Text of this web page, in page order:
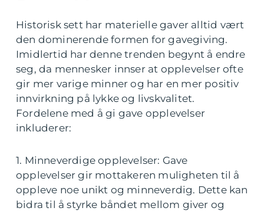
Historisk sett har materielle gaver alltid vært
den dominerende formen for gavegiving.
Imidlertid har denne trenden begynt å endre
seg, da mennesker innser at opplevelser ofte
gir mer varige minner og har en mer positiv
innvirkning på lykke og livskvalitet.
Fordelene med å gi gave opplevelser
inkluderer:
1. Minneverdige opplevelser: Gave
opplevelser gir mottakeren muligheten til å
oppleve noe unikt og minneverdig. Dette kan
bidra til å styrke båndet mellom giver og